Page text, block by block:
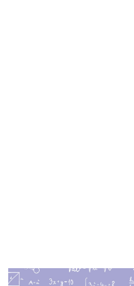
Imagen de portada